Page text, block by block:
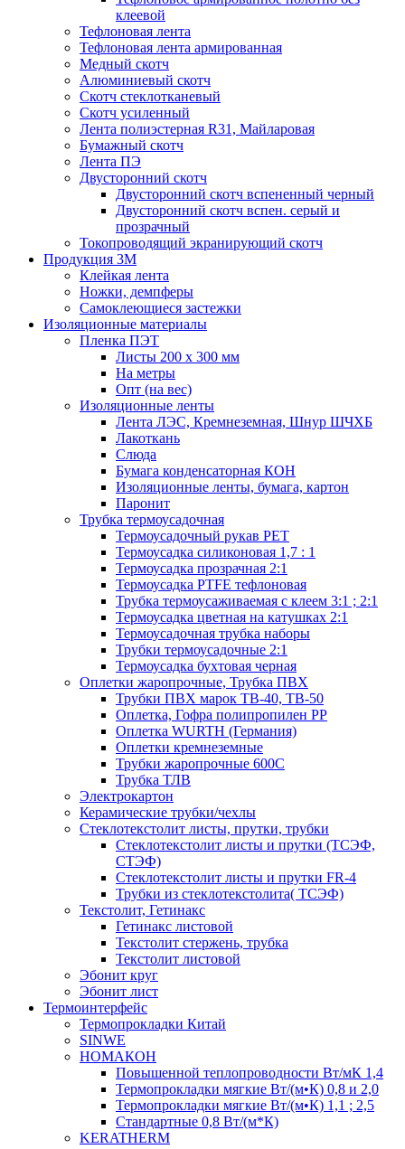
клеевой
Тефлоновая лента
Тефлоновая лента армированная
Медный скотч
Алюминиевый скотч
Скотч стеклотканевый
Скотч усиленный
Лента полиэстерная R31, Майларовая
Бумажный скотч
Лента ПЭ
Двусторонний скотч
Двусторонний скотч вспененный черный
Двусторонний скотч вспен. серый и
прозрачный
Токопроводящий экранирующий скотч
Продукция 3M
Клейкая лента
Ножки, демпферы
Самоклеющиеся застежки
Изоляционные материалы
Пленка ПЭТ
Листы 200 х 300 мм
На метры
Опт (на вес)
Изоляционные ленты
Лента ЛЭС, Кремнеземная, Шнур ШЧХБ
Лакоткань
Слюда
Бумага конденсаторная КОН
Изоляционные ленты, бумага, картон
Паронит
Трубка термоусадочная
Термоусадочный рукав PET
Термоусадка силиконовая 1,7 : 1
Термоусадка прозрачная 2:1
Термоусадка PTFE тефлоновая
Трубка термоусаживаемая с клеем 3:1 ; 2:1
Термоусадка цветная на катушках 2:1
Термоусадочная трубка наборы
Трубки термоусадочные 2:1
Термоусадка бухтовая черная
Оплетки жаропрочные, Трубка ПВХ
Трубки ПВХ марок ТВ-40, ТВ-50
Оплетка, Гофра полипропилен PP
Оплетка WURTH (Германия)
Оплетки кремнеземные
Трубки жаропрочные 600С
Трубка ТЛВ
Электрокартон
Керамические трубки/чехлы
Cтеклотекстолит листы, прутки, трубки
Стеклотекстолит листы и прутки (ТСЭФ,
СТЭФ)
Стеклотекстолит листы и прутки FR-4
Трубки из стеклотекстолита( ТСЭФ)
Текстолит, Гетинакс
Гетинакс листовой
Текстолит стержень, трубка
Текстолит листовой
Эбонит круг
Эбонит лист
Термоинтерфейс
Термопрокладки Китай
SINWE
НОМАКОН
Повышенной теплопроводности Вт/мК 1,4
Термопрокладки мягкие Вт/(м•К) 0,8 и 2,0
Термопрокладки мягкие Вт/(м•К) 1,1 ; 2,5
Стандартные 0,8 Вт/(м*К)
KERATHERM